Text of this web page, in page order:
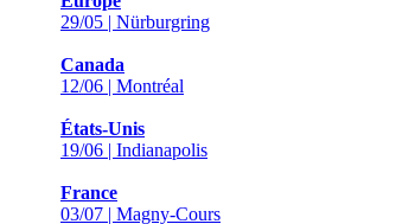
29/05 | Nürburgring
Canada
12/06 | Montréal
États-Unis
19/06 | Indianapolis
France
03/07 | Magny-Cours